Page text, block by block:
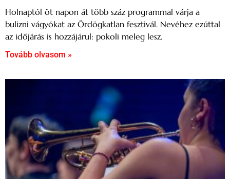
Holnaptól öt napon át több száz programmal várja a
bulizni vágyókat az Ördögkatlan fesztivál. Nevéhez ezúttal
az időjárás is hozzájárul: pokoli meleg lesz.
Tovább olvasom »